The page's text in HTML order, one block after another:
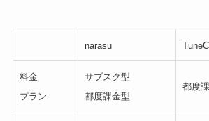
narasu
料金
プラン
サブスク型
都度課金型
都度